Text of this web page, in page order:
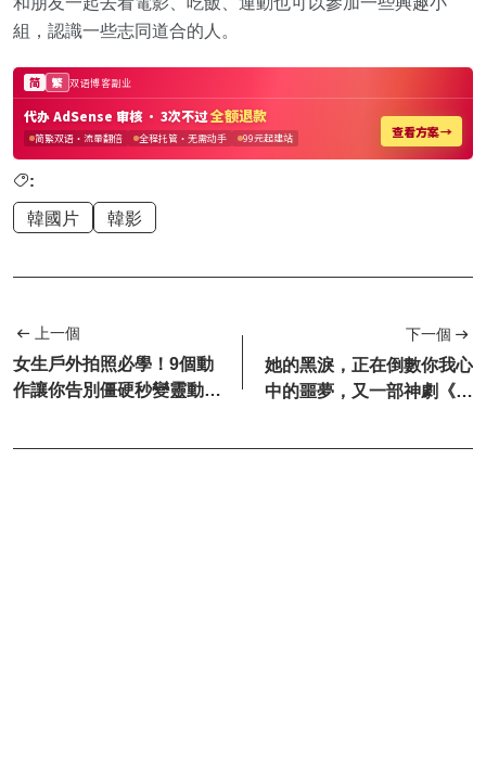
組，認識一些志同道合的人。
:
韓國片 韓影
上一個
女生戶外拍照必學！9個動
作讓你告別僵硬秒變靈動，
下一個
她的黑淚，正在倒數你我心
中的噩夢，又一部神劇《星